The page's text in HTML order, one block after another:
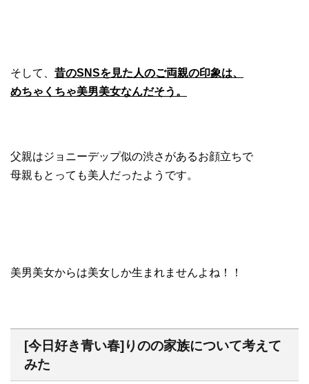
そして、 昔のSNSを見た人のご両親の印象は、
めちゃくちゃ美男美女なんだそう。
父親はジョニーデップ似の渋さがあるお顔立ちで
母親もとっても美人だったようです。
美男美女からは美女しか生まれませんよね！！
[今日好き青い春]りのの家族について考えて
みた